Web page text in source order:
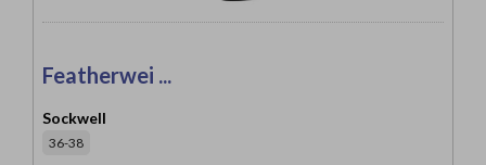
Featherwei ...
Sockwell
36-38